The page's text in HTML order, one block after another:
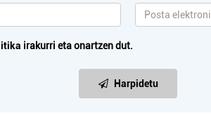
irakurri eta onartzen dut.
Harpidetu